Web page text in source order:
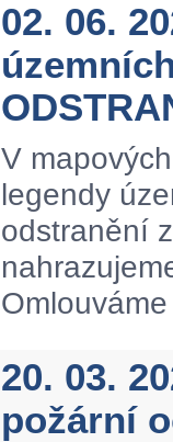
02. 06.
V
legendy
odstranění
20. 03.
požární